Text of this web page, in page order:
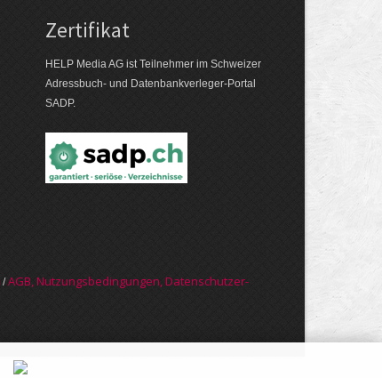
Zertifikat
HELP Media AG ist Teilnehmer im Schweizer
Adressbuch- und Datenbankverleger-Portal
SADP.
/AGB, Nut­zungs­bedin­gungen, Daten­schutz­er­